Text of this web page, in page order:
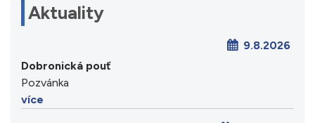
Aktuality
9.8.2026
Dobronická pouť
Pozvánka
více